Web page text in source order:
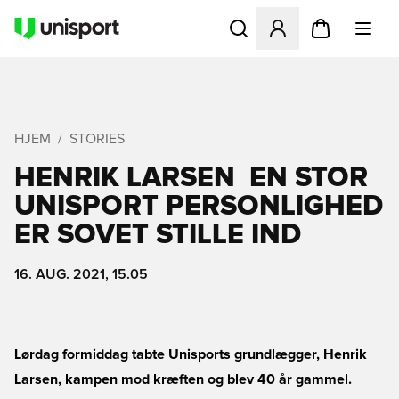
Åbner en Modal til at
HJEM STORIES
HENRIK LARSEN  EN STOR
UNISPORT PERSONLIGHED
ER SOVET STILLE IND
16. AUG. 2021, 15.05
Lørdag formiddag tabte Unisports grundlægger, Henrik
Larsen, kampen mod kræften og blev 40 år gammel.